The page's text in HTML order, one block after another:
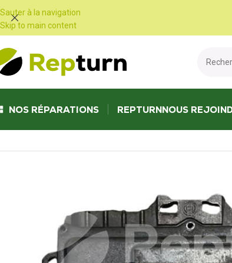
Sauter à la navigation
Skip to main content
NOS RÉPARATIONS REPTURNNOUS